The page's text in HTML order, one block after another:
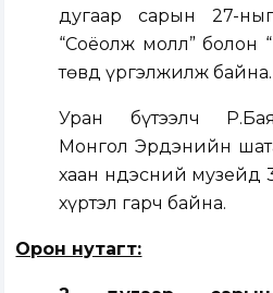
дугаар сарын 27-
“Соёолж молл” болон
төвд үргэлжилж байна.
Уран бүтээлч
Монгол Эрдэнийн
хаан Үндэсний музейд
хүртэл гарч байна.
Орон нутагт: